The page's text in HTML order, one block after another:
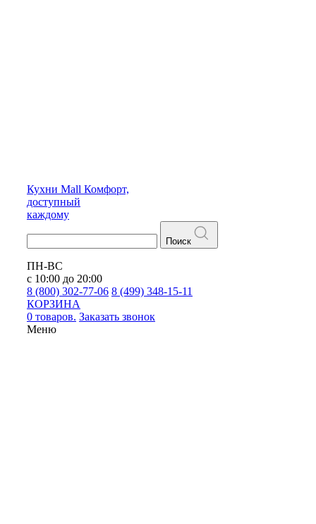
Кухни Mall Комфорт,
доступный
каждому
Поиск
ПН-ВС
с 10:00 до 20:00
8 (800) 302-77-06 8 (499) 348-15-11
КОРЗИНА
0 товаров. Заказать звонок
Меню